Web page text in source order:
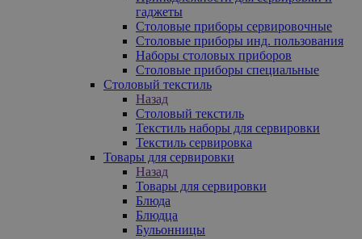
гаджеты
Столовые приборы сервировочные
Столовые приборы инд. пользования
Наборы столовых приборов
Столовые приборы специальные
Столовый текстиль
Назад
Столовый текстиль
Текстиль наборы для сервировки
Текстиль сервировка
Товары для сервировки
Назад
Товары для сервировки
Блюда
Блюдца
Бульонницы